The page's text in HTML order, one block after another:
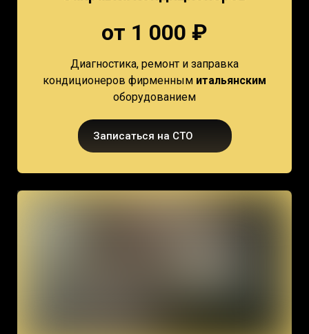
от 1 000 ₽
Диагностика, ремонт и заправка
кондиционеров фирменным итальянским
оборудованием
Записаться на СТО